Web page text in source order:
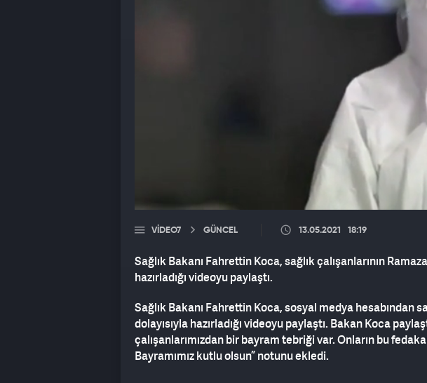
VIDEO7 GÜNCEL 13.05.2021 18:19
Sağlık Bakanı Fahrettin Koca, sağlık çalışanlarının
hazırladığı videoyu paylaştı.
Sağlık Bakanı Fahrettin Koca, sosyal medya hesabından
dolayısıyla hazırladığı videoyu paylaştı. Bakan Koca
çalışanlarımızdan bir bayram tebriği var. Onların bu
Bayramımız kutlu olsun” notunu ekledi.